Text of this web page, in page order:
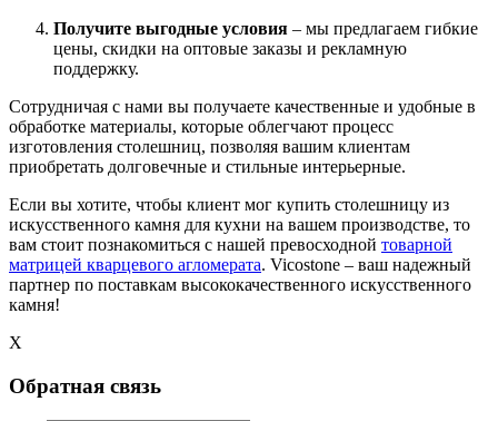
Получите выгодные условия – мы предлагаем гибкие
цены, скидки на оптовые заказы и рекламную
поддержку.
Сотрудничая с нами вы получаете качественные и удобные в
обработке материалы, которые облегчают процесс
изготовления столешниц, позволяя вашим клиентам
приобретать долговечные и стильные интерьерные.
Если вы хотите, чтобы клиент мог купить столешницу из
искусственного камня для кухни на вашем производстве, то
вам стоит познакомиться с нашей превосходной товарной
матрицей кварцевого агломерата. Vicostone – ваш надежный
партнер по поставкам высококачественного искусственного
камня!
X
Обратная связь